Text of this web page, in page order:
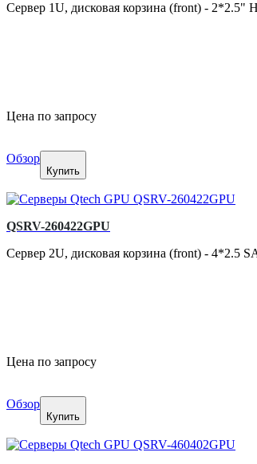
Сервер 1U, дисковая корзина (front) - 2*2.5"
Цена по запросу
Обзор
Купить
QSRV-260422GPU
Сервер 2U, дисковая корзина (front) - 4*2.5
Цена по запросу
Обзор
Купить